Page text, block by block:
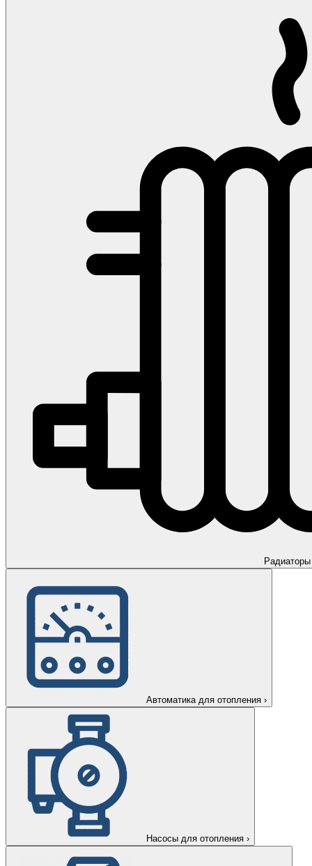
Радиаторы
Автоматика для отопления ›
Насосы для отопления ›